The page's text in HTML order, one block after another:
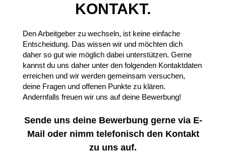
KONTAKT.
Den Arbeitgeber zu wechseln, ist keine einfache
Entscheidung. Das wissen wir und möchten dich
daher so gut wie möglich dabei unterstützen. Gerne
kannst du uns daher unter den folgenden Kontaktdaten
erreichen und wir werden gemeinsam versuchen,
deine Fragen und offenen Punkte zu klären.
Andernfalls freuen wir uns auf deine Bewerbung!
Sende uns deine Bewerbung gerne via E-
Mail oder nimm telefonisch den Kontakt
zu uns auf.